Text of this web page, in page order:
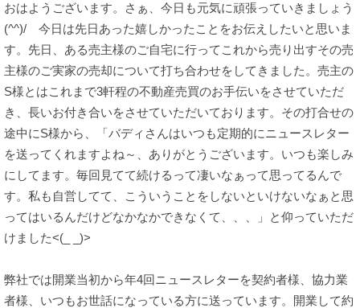
おはようございます。さぁ、今日も元気に頑張っていきましょう
(^^)/ 今日は先日あった嬉しかったことをお伝えしたいと思いま
す。先日、ある売主様のご自宅に行ってこれから売り出すその売
主様のご実家の売却について打ち合わせをしてきました。売主の
S様とはこれまで3軒程の不動産売買のお手伝いをさせていただ
き、長いお付き合いをさせていただいております。その打合せの
途中にS様から、「バディさんはいつも定期的にニュースレター
を送ってくれますよね～、ありがとうございます。いつも楽しみ
にしてます。毎回見てて続けるって凄いなぁって思ってるんで
す。私も自営してて、こういうことをしないといけないなぁと思
ってはいるんだけどなかなかできなくて、、、」と仰っていただ
けました<(_ _)>
弊社では開業当初から年4回ニュースレターを契約者様、協力業
者様、いつもお世話になっている方に送っています。開業して約